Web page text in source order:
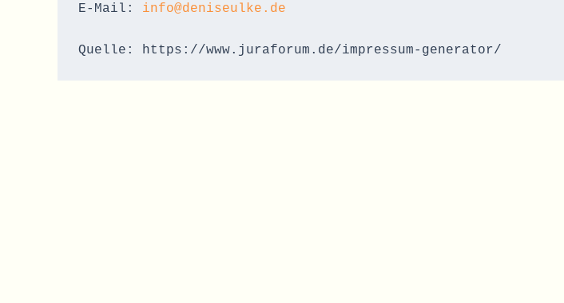
E-Mail: info@deniseulke.de
Quelle: https://www.juraforum.de/impressum-generator/